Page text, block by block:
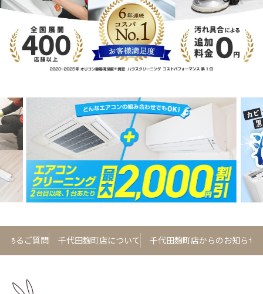
あるご質問 千代田麹町店について 千代田麹町店からのお知らせ